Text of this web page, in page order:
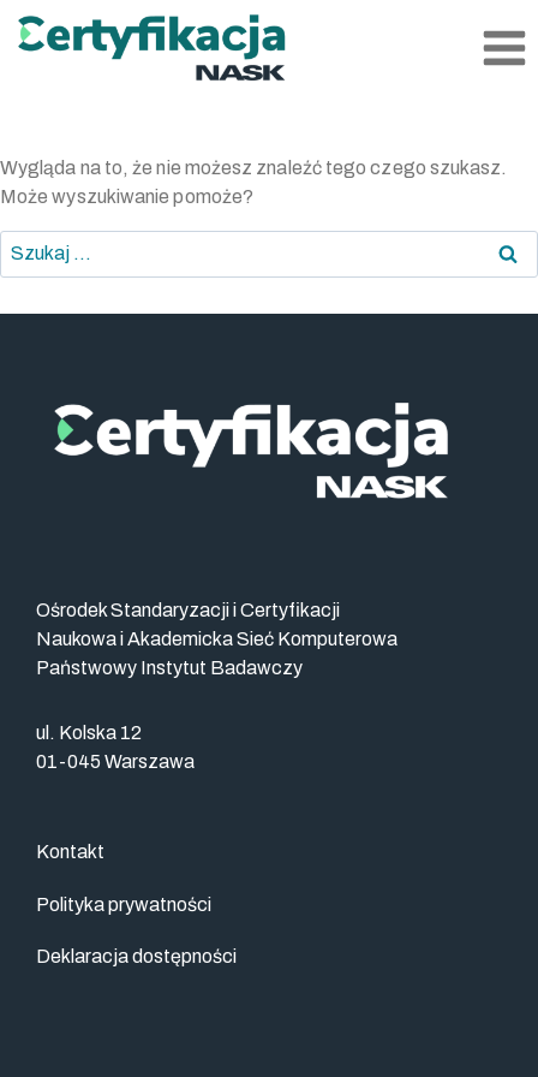
Przejdź
do
Wygląda na to, że nie możesz znaleźć tego czego szukasz.
Może wyszukiwanie pomoże?
Szukaj:
Ośrodek Standaryzacji i Certyfikacji
Naukowa i Akademicka Sieć Komputerowa
Państwowy Instytut Badawczy
ul. Kolska 12
01-045 Warszawa
Kontakt
Polityka prywatności
Deklaracja dostępności